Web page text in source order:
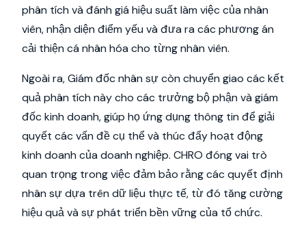
phân tích và đánh giá hiệu suất làm việc của nhân
viên, nhận diện điểm yếu và đưa ra các phương án
cải thiện cá nhân hóa cho từng nhân viên.
Ngoài ra, Giám đốc nhân sự còn chuyển giao các kết
quả phân tích này cho các trưởng bộ phận và giám
đốc kinh doanh, giúp họ ứng dụng thông tin để giải
quyết các vấn đề cụ thể và thúc đẩy hoạt động
kinh doanh của doanh nghiệp. CHRO đóng vai trò
quan trọng trong việc đảm bảo rằng các quyết định
nhân sự dựa trên dữ liệu thực tế, từ đó tăng cường
hiệu quả và sự phát triển bền vững của tổ chức.